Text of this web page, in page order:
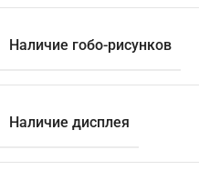
Наличие гобо-рисунков
Наличие дисплея